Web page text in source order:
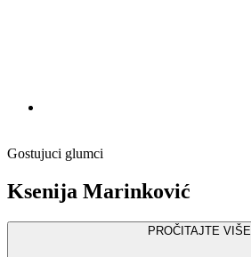
Gostujuci glumci
Ksenija Marinković
PROČITAJTE VIŠE